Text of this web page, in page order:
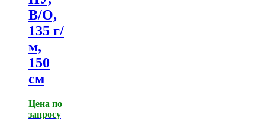
В/О,
135 г/
м,
150
см
Цена по
запросу